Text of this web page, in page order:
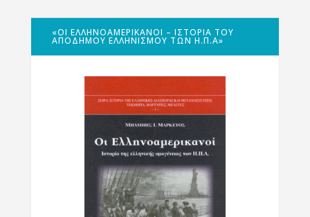
«ΟΙ ΕΛΛΗΝΟΑΜΕΡΙΚΑΝΟΊ – ΙΣΤΟΡΊΑ ΤΟΥ
ΑΠΌΔΗΜΟΥ ΕΛΛΗΝΙΣΜΟΎ ΤΩΝ Η.Π.Α»